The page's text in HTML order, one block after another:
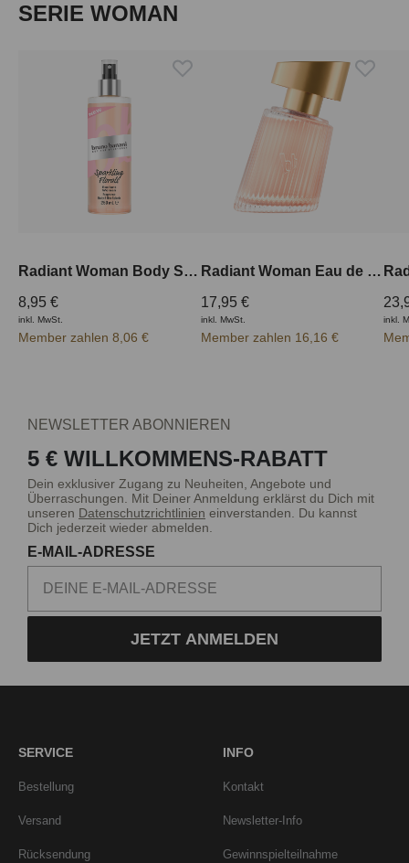
Produktgalerie überspringen
SERIE WOMAN
Radiant Woman Body Splash 250 ml
8,95 €
inkl. MwSt.
Member zahlen 8,06 €
Radiant Woman Eau de Parfum 30 ml
17,95 €
inkl. MwSt.
Member zahlen 16,16 €
inkl.
NEWSLETTER ABONNIEREN
5 € WILLKOMMENS-RABATT
Dein exklusiver Zugang zu Neuheiten, Angebote und
Überraschungen. Mit Deiner Anmeldung erklärst du Dich mit
unseren Datenschutzrichtlinien einverstanden. Du kannst
Dich jederzeit wieder abmelden.
E-MAIL-ADRESSE
JETZT ANMELDEN
SERVICE
Bestellung
Versand
Rücksendung
INFO
Kontakt
Newsletter-Info
Gewinnspielteilnahme